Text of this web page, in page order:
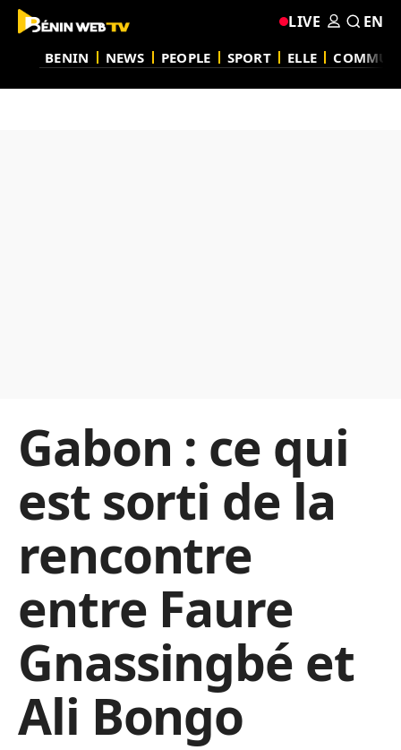
BENIN NEWS PEOPLE SPORT ELLE
LIVE EN
Gabon : ce qui
est sorti de la
rencontre
entre Faure
Gnassingbé et
Ali Bongo